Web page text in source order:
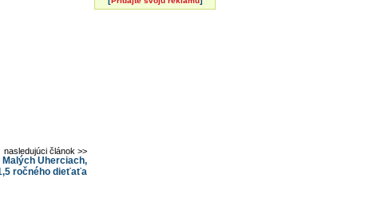
nasledujúci článok >>
Malých Uherciach,
ročného dieťaťa